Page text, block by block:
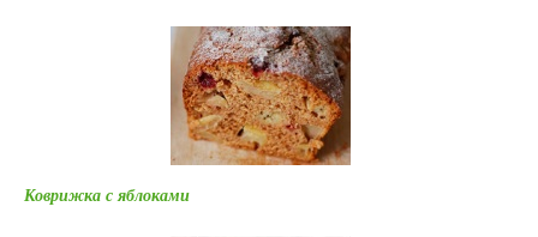
Коврижка с яблоками